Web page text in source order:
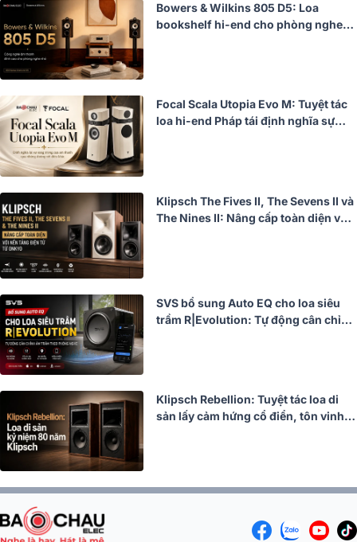
Bowers & Wilkins 805 D5: Loa
bookshelf hi-end cho phòng nghe
Focal Scala Utopia Evo M: Tuyệt tác
loa hi-end Pháp tái định nghĩa sự
Klipsch The Fives II, The Sevens II và
The Nines II: Nâng cấp toàn diện với
SVS bổ sung Auto EQ cho loa siêu
trầm R|Evolution: Tự động cân chỉnh
Klipsch Rebellion: Tuyệt tác loa di
sản lấy cảm hứng cổ điển, tôn vinh